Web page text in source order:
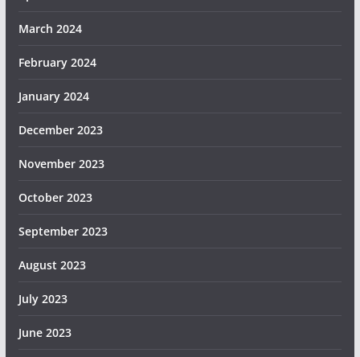
March 2024
February 2024
January 2024
December 2023
November 2023
October 2023
September 2023
August 2023
July 2023
June 2023